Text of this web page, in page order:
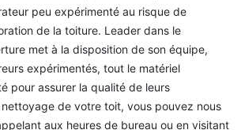
peu expérimenté au risque de
de la toiture. Leader dans le
met à la disposition de son équipe,
expérimentés, tout le matériel
pour assurer la qualité de leurs
de votre toit, vous pouvez nous
aux heures de bureau ou en visitant